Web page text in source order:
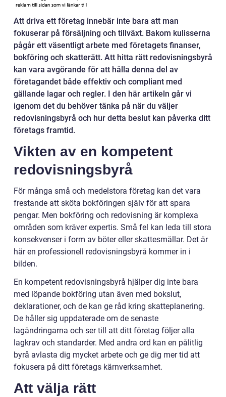
Att driva ett företag innebär inte bara att man
fokuserar på försäljning och tillväxt. Bakom kulisserna
pågår ett väsentligt arbete med företagets finanser,
bokföring och skatterätt. Att hitta rätt redovisningsbyrå
kan vara avgörande för att hålla denna del av
företagandet både effektiv och compliant med
gällande lagar och regler. I den här artikeln går vi
igenom det du behöver tänka på när du väljer
redovisningsbyrå och hur detta beslut kan påverka ditt
företags framtid.
Vikten av en kompetent
redovisningsbyrå
För många små och medelstora företag kan det vara
frestande att sköta bokföringen själv för att spara
pengar. Men bokföring och redovisning är komplexa
områden som kräver expertis. Små fel kan leda till stora
konsekvenser i form av böter eller skattesmällar. Det är
här en professionell redovisningsbyrå kommer in i
bilden.
En kompetent redovisningsbyrå hjälper dig inte bara
med löpande bokföring utan även med bokslut,
deklarationer, och de kan ge råd kring skatteplanering.
De håller sig uppdaterade om de senaste
lagändringarna och ser till att ditt företag följer alla
lagkrav och standarder. Med andra ord kan en pålitlig
byrå avlasta dig mycket arbete och ge dig mer tid att
fokusera på ditt företags kärnverksamhet.
Att välja rätt